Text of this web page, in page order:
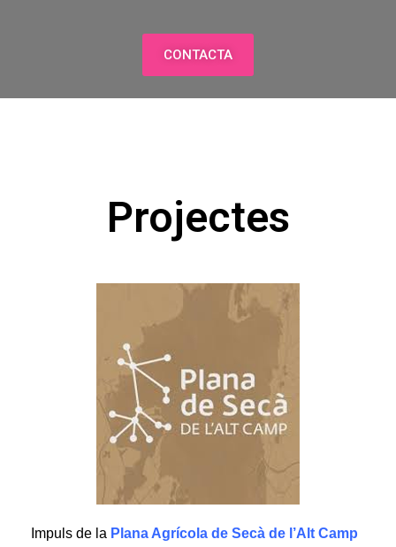
CONTACTA
Projectes
Impuls de la Plana Agrícola de Secà de l’Alt Camp